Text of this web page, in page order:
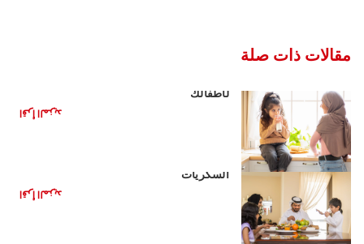
مقالات ذات صلة
لأطفالك
اقرأ المزيد
السكريات
اقرأ المزيد